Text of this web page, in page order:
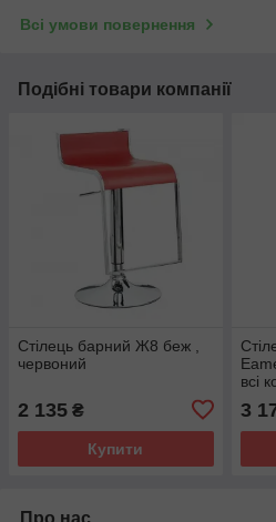
Всі умови повернення
Подібні товари компанії
Стілець барний Ж8 беж ,
червоний
2 135 ₴
Купити
всі
3
Про нас